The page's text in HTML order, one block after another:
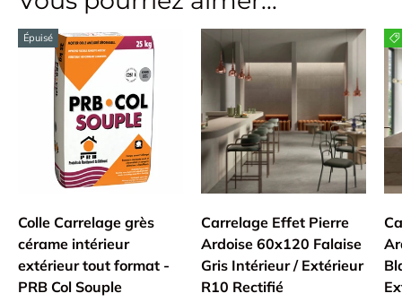
Épuisé
Colle Carrelage grès
cérame intérieur
extérieur tout format -
PRB Col Souple
Carrelage Effet Pierre
Ardoise 60x120 Falaise
Gris Intérieur / Extérieur
R10 Rectifié